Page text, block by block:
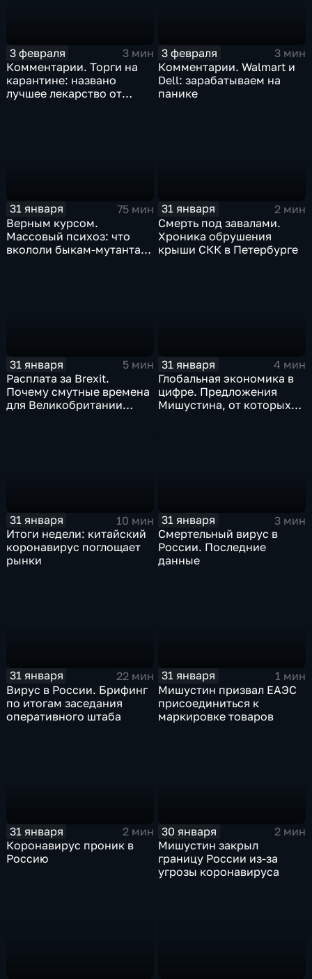
3 февраля
3 мин
Комментарии. Торги на
карантине: названо
лучшее лекарство от
3 февраля
3 мин
Комментарии. Walmart и
Dell: зарабатываем на
панике
31 января
75 мин
Верным курсом.
Массовый психоз: что
вкололи быкам-мутантам,
31 января
2 мин
Смерть под завалами.
Хроника обрушения
крыши СКК в Петербурге
31 января
5 мин
Расплата за Brexit.
Почему смутные времена
для Великобритании
31 января
4 мин
Глобальная экономика в
цифре. Предложения
Мишустина, от которых
31 января
10 мин
Итоги недели: китайский
коронавирус поглощает
рынки
31 января
3 мин
Смертельный вирус в
России. Последние
данные
31 января
22 мин
Вирус в России. Брифинг
по итогам заседания
оперативного штаба
31 января
1 мин
Мишустин призвал ЕАЭС
присоединиться к
маркировке товаров
31 января
2 мин
Коронавирус проник в
Россию
30 января
2 мин
Мишустин закрыл
границу России из-за
угрозы коронавируса